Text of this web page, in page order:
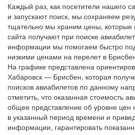
Каждый раз, как посетители нашего
и запускают поиск, мы сохраняем
тщательно мы храним цены, которые
сайта получают при поиске
информации мы помогаем быстро
низкими ценами на перелет в
На графике представлена
Хабаровск — Брисбен, которая
поисков авиабилетов по данному
отметить, что оказанная стоимость
общее представление об уровне цен
в указанный период времени и
информации, гарантировать